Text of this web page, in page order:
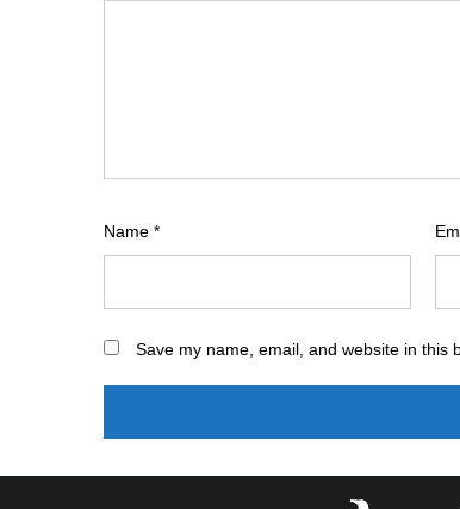
Name *
Save my name, email, and website in this